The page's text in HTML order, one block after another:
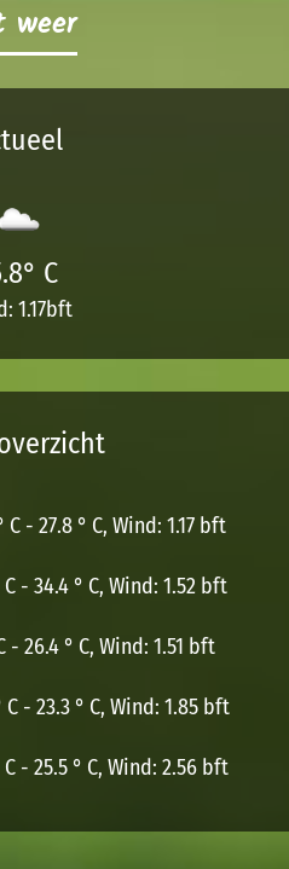
weer
C
1.17bft
C - 27.8 ° C, Wind: 1.17 bft
C - 34.4 ° C, Wind: 1.52 bft
- 26.4 ° C, Wind: 1.51 bft
C - 23.3 ° C, Wind: 1.85 bft
C - 25.5 ° C, Wind: 2.56 bft